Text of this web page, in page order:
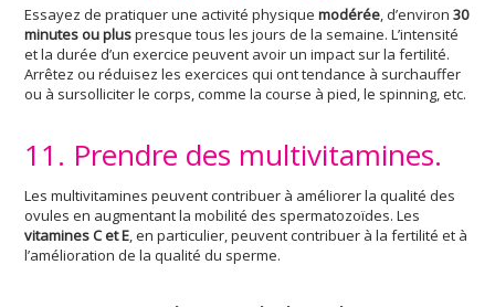
Essayez de pratiquer une activité physiquemodérée, d’environ30
minutes ou pluspresque tous les jours de la semaine. L’intensité
et la durée d’un exercice peuvent avoir un impact sur la fertilité.
Arrêtez ou réduisez les exercices qui ont tendance à surchauffer
ou à sursolliciter le corps, comme la course à pied, le spinning, etc.
11. Prendre des multivitamines.
Les multivitamines peuvent contribuer à améliorer la qualité des
ovules en augmentant la mobilité des spermatozoïdes. Les
vitamines C et E, en particulier, peuvent contribuer à la fertilité et à
l’amélioration de la qualité du sperme.